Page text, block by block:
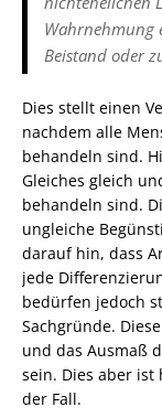
Wahrnehmung
Beistand oder
Dies stellt einen
nachdem alle
behandeln sind.
Gleiches gleich
behandeln sind.
ungleiche
darauf hin, dass
jede
bedürfen jedoch
Sachgründe.
und das Ausmaß
sein. Dies aber
der Fall.